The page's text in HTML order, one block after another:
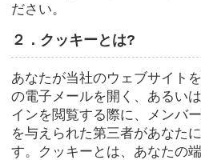
ださい。
２．クッキーとは?
あなたが当社のウェブサイト
の電子メールを開く、あるい
インを閲覧する際に、メンバ
を与えられた第三者があなた
す。クッキーとは、あなたの